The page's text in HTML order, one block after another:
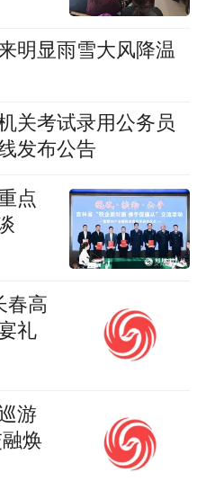
明显雨雪大风降温
关考试录用公务员
发布公告
点
礼
游
焕